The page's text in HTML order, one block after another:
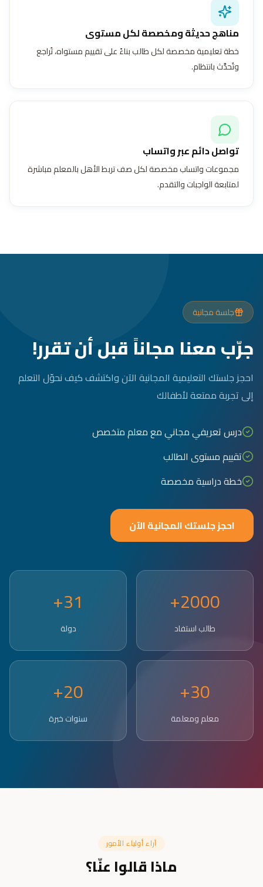
مناهج حديثة ومخصصة لكل مستوى
خطة تعليمية مخصصة لكل طالب بناءً على تقييم مستواه، تُراجع
وتُحدَّث بانتظام.
تواصل دائم عبر واتساب
مجموعات واتساب مخصصة لكل صف تربط الأهل بالمعلم مباشرة
لمتابعة الواجبات والتقدم.
جلسة مجانية
جرّب معنا مجاناً قبل أن تقرر!
احجز جلستك التعليمية المجانية الآن واكتشف كيف نحوّل التعلم
إلى تجربة ممتعة لأطفالك
درس تعريفي مجاني مع معلم متخصص
تقييم مستوى الطالب
خطة دراسية مخصصة
احجز جلستك المجانية الآن
2000+
طالب استفاد
31+
دولة
30+
معلم ومعلمة
20+
سنوات خبرة
آراء أولياء الأمور
ماذا قالوا عنّا؟